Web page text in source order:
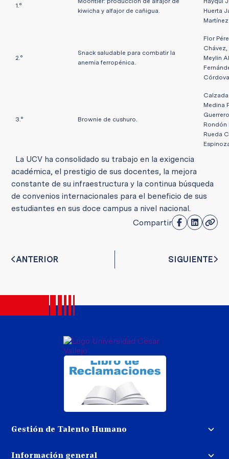
1.°
kiwicha y alfajor de cañigua.
Huerta
2.°
Snack saludable para combatir la
anemia ferropénica.
Flor
Meylin
3.° Brownie de cushuro.
Medina
Rondón
Rueda
La UCV ha consolidado su trabajo en la exigencia
académica, el prestigio de sus docentes, la mejora
constante de su infraestructura y la continua búsqueda
de convenios internacionales para el beneficio de sus
estudiantes en sus doce campus a nivel nacional.
Compartir
ANTERIOR SIGUIENTE
Gestión de Talento Humano
Información general